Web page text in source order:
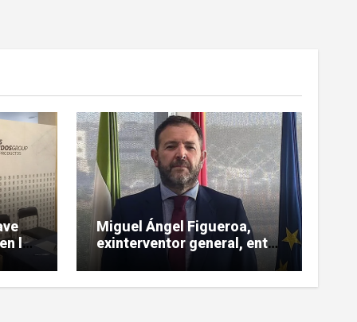
la
Miguel Ángel Figueroa,
exinterventor general, entre
los investigados en la pieza
SEPI